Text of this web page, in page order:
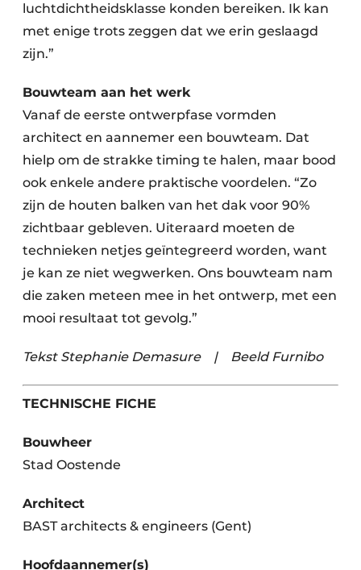
luchtdichtheidsklasse konden bereiken. Ik kan
met enige trots zeggen dat we erin geslaagd
zijn.”
Bouwteam aan het werk
Vanaf de eerste ontwerpfase vormden
architect en aannemer een bouwteam. Dat
hielp om de strakke timing te halen, maar bood
ook enkele andere praktische voordelen. “Zo
zijn de houten balken van het dak voor 90%
zichtbaar gebleven. Uiteraard moeten de
technieken netjes geïntegreerd worden, want
je kan ze niet wegwerken. Ons bouwteam nam
die zaken meteen mee in het ontwerp, met een
mooi resultaat tot gevolg.”
Tekst Stephanie Demasure | Beeld Furnibo
TECHNISCHE FICHE
Bouwheer
Stad Oostende
Architect
BAST architects & engineers (Gent)
Hoofdaannemer(s)